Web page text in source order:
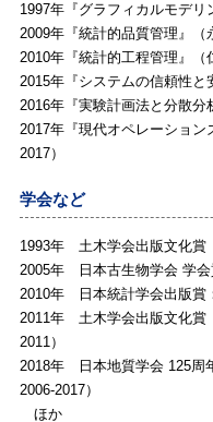
1997年『グラフィカルモデリ
2009年『統計的品質管理』（
2010年『統計的工程管理』（
2015年『システムの信頼性と
2016年『実験計画法と分散分
2017年『現代オペレーション
2017）
学会など
1993年 土木学会出版文化賞
2005年 日本古生物学会 学会
2010年 日本統計学会出版賞
2011年 土木学会出版文化賞
2011）
2018年 日本地質学会 125周
2006-2017）
ほか